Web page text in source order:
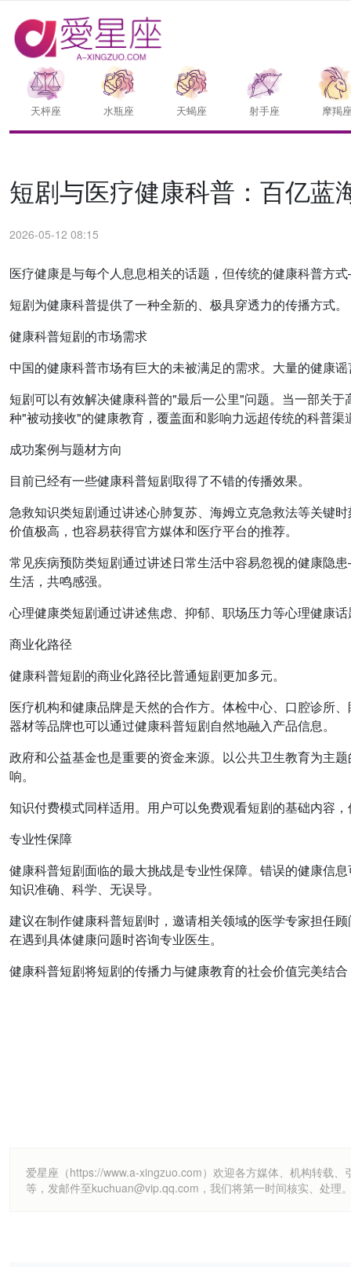
天枰座 水瓶座 天蝎座 射手座 摩羯
短剧与医疗健康科普：百亿蓝
2026-05-12 08:15
医疗健康是与每个人息息相关的话题，但传统的健康科普
短剧为健康科普提供了一种全新的、极具穿透力的传播方式。
健康科普短剧的市场需求
中国的健康科普市场有巨大的未被满足的需求。大量的健康
短剧可以有效解决健康科普的"最后一公里"问题。当一部关
种"被动接收"的健康教育，覆盖面和影响力远超传统的科普渠
成功案例与题材方向
目前已经有一些健康科普短剧取得了不错的传播效果。
急救知识类短剧通过讲述心肺复苏、海姆立克急救法等关键
价值极高，也容易获得官方媒体和医疗平台的推荐。
常见疾病预防类短剧通过讲述日常生活中容易忽视的健康
生活，共鸣感强。
心理健康类短剧通过讲述焦虑、抑郁、职场压力等心理健康
商业化路径
健康科普短剧的商业化路径比普通短剧更加多元。
医疗机构和健康品牌是天然的合作方。体检中心、口腔诊所
器材等品牌也可以通过健康科普短剧自然地融入产品信息。
政府和公益基金也是重要的资金来源。以公共卫生教育为主
响。
知识付费模式同样适用。用户可以免费观看短剧的基础内容
专业性保障
健康科普短剧面临的最大挑战是专业性保障。错误的健康信
知识准确、科学、无误导。
建议在制作健康科普短剧时，邀请相关领域的医学专家担任
在遇到具体健康问题时咨询专业医生。
健康科普短剧将短剧的传播力与健康教育的社会价值完美结
爱星座（https://www.a-xingzuo.com）欢迎各方媒体、机构转载
等，发邮件至kuchuan@vip.qq.com，我们将第一时间核实、处理